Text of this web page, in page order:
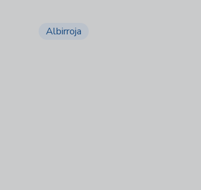
Albirroja